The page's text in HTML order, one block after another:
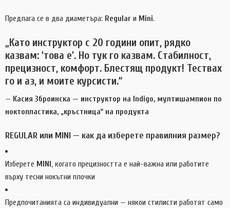
Предлага се в два диаметъра: Regular и Mini.
„Като инструктор с 20 години опит, рядко
казвам: ‘това е’. Но тук го казвам. Стабилност,
прецизност, комфорт. Блестящ продукт! Тествах
го и аз, и моите курсисти.“
— Касия Зброинска — инструктор на Indigo, мултишампион по
ноктопластика, „кръстница“ на продукта
REGULAR или MINI — как да изберете правилния размер?
Изберете MINI , когато прецизността е най-важна или работите
върху тесни нокътни плочки
Предпочитанията са индивидуални — някои стилисти работят само